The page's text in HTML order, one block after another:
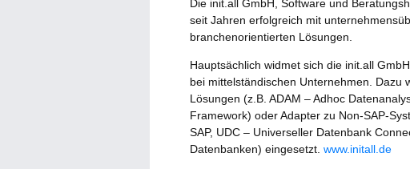
Die init.all GmbH, Software und
seit Jahren erfolgreich mit
branchenorientierten Lösungen.
Hauptsächlich widmet sich die init.all
bei mittelständischen Unternehmen. Dazu
Lösungen (z.B. ADAM – Adhoc
Framework) oder Adapter zu Non-SAP-
SAP, UDC – Universeller Datenbank
Datenbanken) eingesetzt. www.initall.de